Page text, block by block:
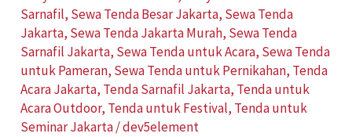
Sarnafil, Sewa Tenda Besar Jakarta, Sewa Tenda
Jakarta, Sewa Tenda Jakarta Murah, Sewa Tenda
Sarnafil Jakarta, Sewa Tenda untuk Acara, Sewa Tenda
untuk Pameran, Sewa Tenda untuk Pernikahan, Tenda
Acara Jakarta, Tenda Sarnafil Jakarta, Tenda untuk
Acara Outdoor, Tenda untuk Festival, Tenda untuk
Seminar Jakarta/dev5element